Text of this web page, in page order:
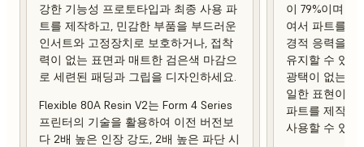
강한 기능성 프로토타입과 최종 사용 파
트를 제작하고, 민감한 부품을 부드러운
인서트와 고정장치로 보호하거나, 접착
력이 없는 표면과 매트한 검은색 마감으
로 세련된 패딩과 그립을 디자인하세요.
Flexible 80A Resin V2는 Form 4 Series
프린터의 기술을 활용하여 이전 버전보
다 2배 높은 인장 강도, 2배 높은 파단 시
이 79%이며 열
여서 파트를
경적 응력을
유지할 수 있
광택이 없는
일한 표현이
파트를 제작하
사용할 수 있습